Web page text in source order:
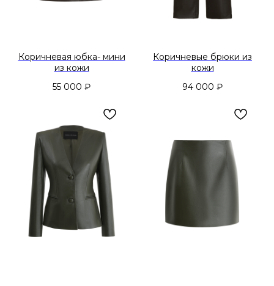
Коричневая юбка- мини
из кожи
55 000 ₽
Коричневые брюки из
кожи
94 000 ₽